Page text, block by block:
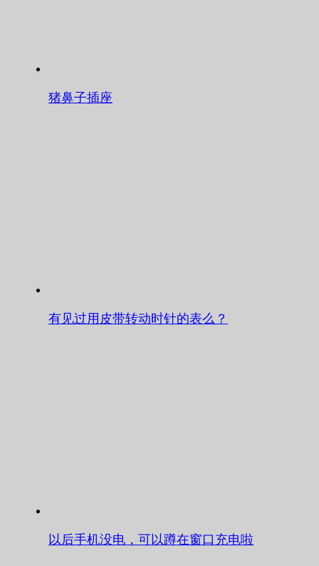
猪鼻子插座
有见过用皮带转动时针的表么？
以后手机没电，可以蹲在窗口充电啦